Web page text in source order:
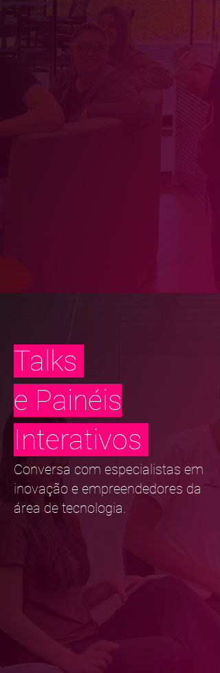
Talks
e Painéis
Interativos
Conversa com especialistas em
inovação e empreendedores da
área de tecnologia.